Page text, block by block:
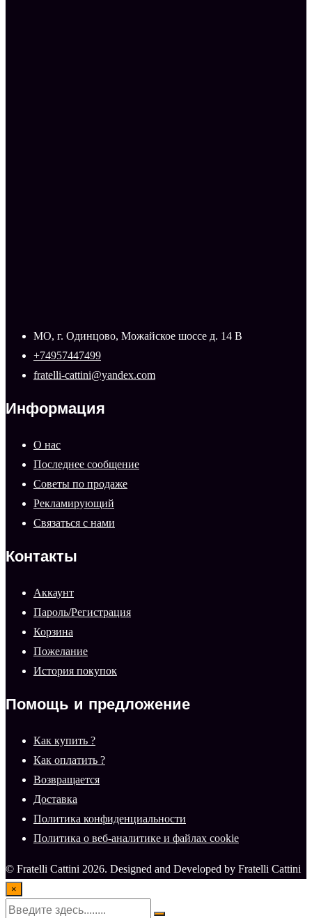
МО, г. Одинцово, Можайское шоссе д. 14 В
+74957447499
fratelli-cattini@yandex.com
Информация
О нас
Последнее сообщение
Советы по продаже
Рекламирующий
Связаться с нами
Контакты
Аккаунт
Пароль/Регистрация
Корзина
Пожелание
История покупок
Помощь и предложение
Как купить ?
Как оплатить ?
Возвращается
Доставка
Политика конфиденциальности
Политика о веб-аналитике и файлах cookie
© Fratelli Cattini 2026. Designed and Developed by Fratelli Cattini
×